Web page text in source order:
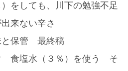
をしても、川下の勉強不足
来ない辛さ
と保管 最終稿
食塩水（３％）を使う そ